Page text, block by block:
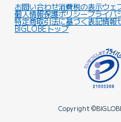
お問い合わせ消費税の表示ウェ
個人情報保護ポリシープライバ
特定商取引法に基づく表記情報
BIGLOBEトップ
Copyright